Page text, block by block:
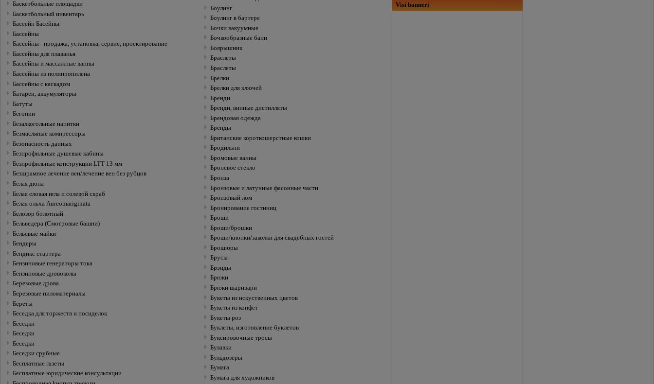
Баскетбольные площадки
Баскетбольный инвентарь
Бассейн Басейны
Бассейны
Бассейны - продажа, установка, сервис, проектирование
Бассейны для плаванья
Бассейны и массажные ванны
Бассейны из полипропиленa
Бассейны с каскадом
Батареи, аккумуляторы
Батуты
Бегонии
Безалкогольные напитки
Безмасляные компрессоры
Безопасность данных
Безпрофильные душевые кабины
Безпрофильные конструкции LTT 13 мм
Безшрамное лечение вен/лечение вен без рубцов
Белая дюна
Белая еловая игла и солевой скраб
Белая ольха Aureomariginata
Белозор болотный
Бельведера (Смотровые башни)
Бельевые майки
Бендеры
Бендикс стартера
Бензиновые генераторы тока
Бензиновые дровоколы
Березовые дрова
Березовые пиломатериалы
Береты
Беседка для торжеств и посиделок
Беседки
Беседки
Беседки
Беседки срубные
Бесплатные газеты
Бесплатные юридические консультации
Боулинг
Боулинг в бартере
Бочки вакуумные
Бочкообразные бани
Боярышник
Браслеты
Браслеты
Брелки
Брелки для ключей
Бренди
Бренди, винные дистилляты
Брендовая одежда
Бренды
Британские короткошерстные кошки
Бродильни
Бромовыe ванны
Броневое стекло
Бронза
Бронзовые и латунные фасонные части
Бронзовый лом
Бронирование гостиниц
Броши
Броши/брошки
Броши/кнопки/заколки для свадебных гостей
Брошюры
Брусы
Брэнды
Брюки
Брюки шаривари
Букеты из искуственных цветов
Букеты из конфет
Букеты роз
Буклеты, изготовление буклетов
Буксировочные тросы
Булавки
Бульдозеры
Бумага
Бумага для художников
Visi banneri